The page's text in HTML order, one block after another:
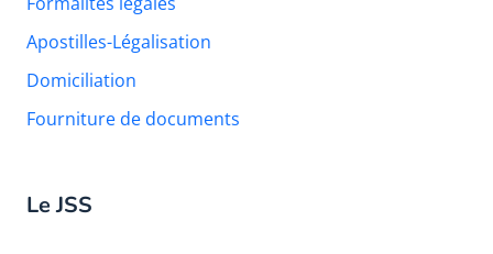
Apostilles-Légalisation
Domiciliation
Fourniture de documents
Le JSS